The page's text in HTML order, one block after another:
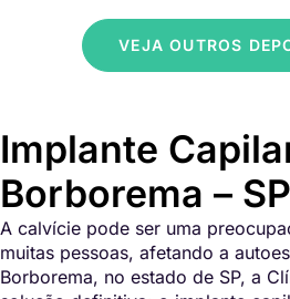
VEJA OUTROS
Implante
Borborema – SP
A calvície pode ser uma
muitas pessoas, afetando a
Borborema, no estado de SP, a